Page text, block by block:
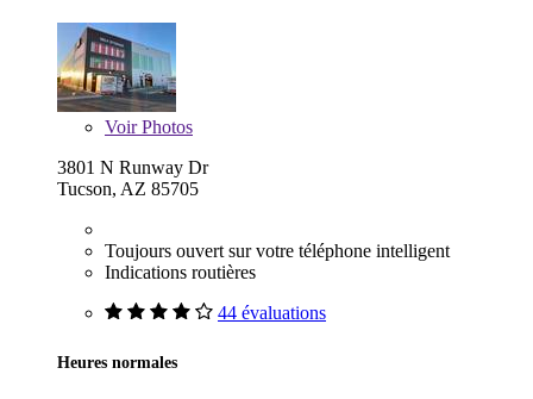
VoirPhotos
3801 N Runway Dr
Tucson, AZ 85705
Toujours ouvert sur votre téléphone intelligent
Indications routières
44 évaluations
Heures normales